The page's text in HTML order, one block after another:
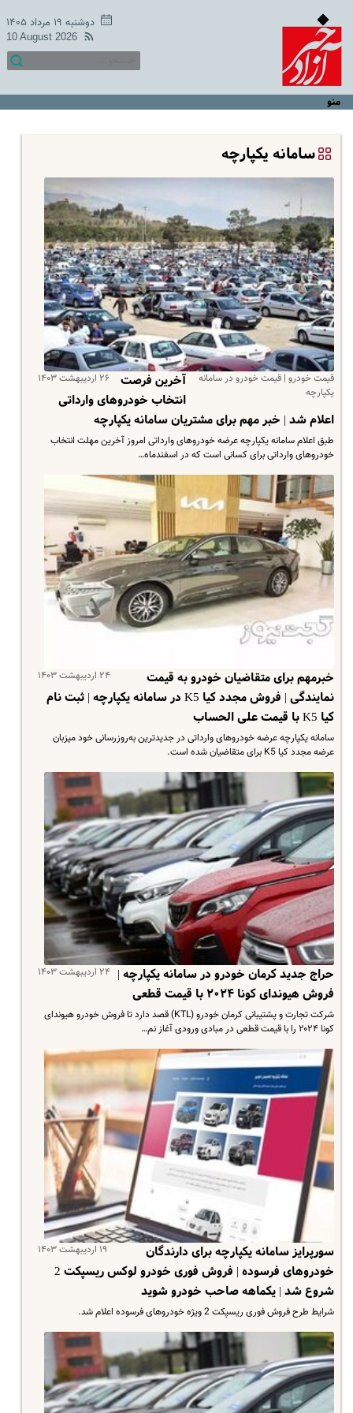
دوشنبه ۱۹ مرداد ۱۴۰۵
10 August 2026
منو
سامانه یکپارچه
قیمت خودرو | قیمت خودرو در سامانه
یکپارچه
۲۶ اردیبهشت ۱۴۰۳
آخرین فرصت
انتخاب خودروهای وارداتی
اعلام شد | خبر مهم برای مشتریان سامانه یکپارچه
طبق اعلام سامانه یکپارچه عرضه خودروهای وارداتی امروز آخرین مهلت انتخاب
خودروهای وارداتی برای کسانی است که در اسفندماه…
۲۴ اردیبهشت ۱۴۰۳
خبرمهم برای متقاضیان خودرو به قیمت
نمایندگی | فروش مجدد کیا K5 در سامانه یکپارچه | ثبت نام
کیا K5 با قیمت علی‌ الحساب
سامانه یکپارچه عرضه خودروهای وارداتی در جدیدترین به‌روزرسانی خود میزبان
عرضه مجدد کیا K5 برای متقاضیان شده است.
۲۴ اردیبهشت ۱۴۰۳ حراج جدید کرمان خودرو در سامانه یکپارچه |
فروش هیوندای کونا ۲۰۲۴ با قیمت قطعی
شرکت تجارت و پشتیبانی کرمان خودرو (KTL) قصد دارد تا فروش خودرو هیوندای
کونا ۲۰۲۴ را با قیمت قطعی در مبادی ورودی آغاز نم…
۱۹ اردیبهشت ۱۴۰۳
سورپرایز سامانه یکپارچه برای دارندگان
خودروهای فرسوده | فروش فوری خودرو لوکس ریسپکت 2
شروع شد | یکماهه صاحب خودرو شوید
شرایط طرح فروش فوری ریسپکت 2 ویژه خودروهای فرسوده اعلام شد.